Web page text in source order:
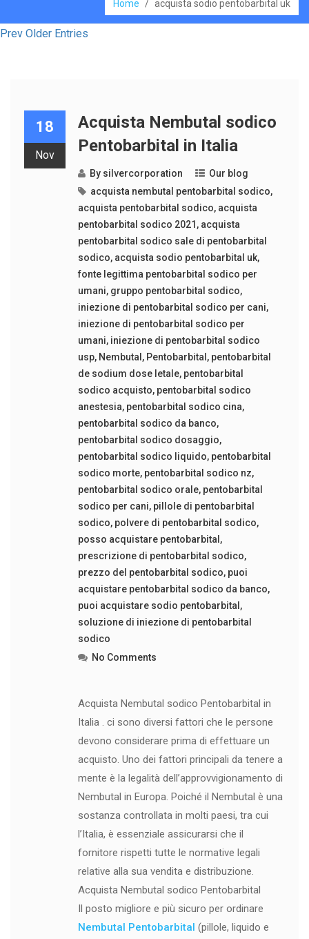
Home / acquista sodio pentobarbital uk
Prev Older Entries
18
Nov
Acquista Nembutal sodico
Pentobarbital in Italia
By silvercorporation
Our blog
acquista nembutal pentobarbital sodico,
acquista pentobarbital sodico, acquista
pentobarbital sodico 2021 , acquista
pentobarbital sodico sale di pentobarbital
sodico, acquista sodio pentobarbital uk,
fonte legittima pentobarbital sodico per
umani, gruppo pentobarbital sodico,
iniezione di pentobarbital sodico per cani,
iniezione di pentobarbital sodico per
umani, iniezione di pentobarbital sodico
usp, Nembutal , Pentobarbital , pentobarbital
de sodium dose letale, pentobarbital
sodico acquisto, pentobarbital sodico
anestesia, pentobarbital sodico cina,
pentobarbital sodico da banco,
pentobarbital sodico dosaggio,
pentobarbital sodico liquido, pentobarbital
sodico morte, pentobarbital sodico nz,
pentobarbital sodico orale, pentobarbital
sodico per cani, pillole di pentobarbital
sodico, polvere di pentobarbital sodico,
posso acquistare pentobarbital ,
prescrizione di pentobarbital sodico,
prezzo del pentobarbital sodico, puoi
acquistare pentobarbital sodico da banco,
puoi acquistare sodio pentobarbital ,
soluzione di iniezione di pentobarbital
sodico
No Comments
Acquista Nembutal sodico Pentobarbital in
Italia . ci sono diversi fattori che le persone
devono considerare prima di effettuare un
acquisto. Uno dei fattori principali da tenere a
mente è la legalità dell’approvvigionamento di
Nembutal in Europa. Poiché il Nembutal è una
sostanza controllata in molti paesi, tra cui
l’Italia, è essenziale assicurarsi che il
fornitore rispetti tutte le normative legali
relative alla sua vendita e distribuzione.
Acquista Nembutal sodico Pentobarbital
Il posto migliore e più sicuro per ordinare
Nembutal Pentobarbital (pillole, liquido e